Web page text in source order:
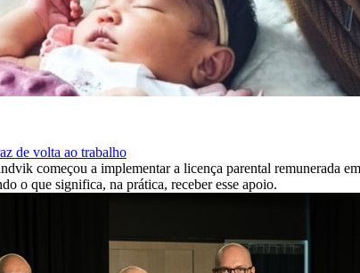
de volta ao trabalho
começou a implementar a licença parental remunerada
o que significa, na prática, receber esse apoio.